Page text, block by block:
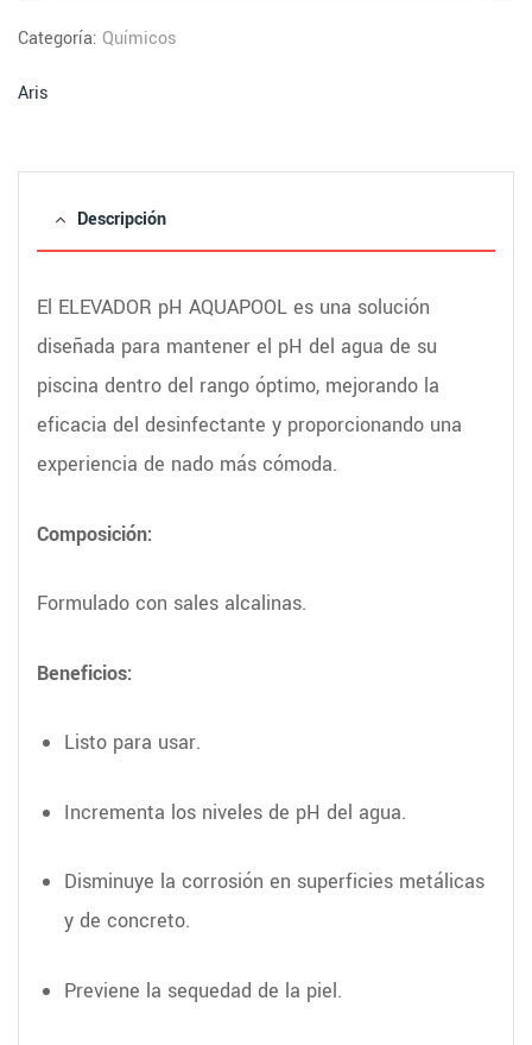
Categoría: Químicos
Aris
Descripción
El ELEVADOR pH AQUAPOOL es una solución
diseñada para mantener el pH del agua de su
piscina dentro del rango óptimo, mejorando la
eficacia del desinfectante y proporcionando una
experiencia de nado más cómoda.
Composición:
Formulado con sales alcalinas.
Beneficios:
Listo para usar.
Incrementa los niveles de pH del agua.
Disminuye la corrosión en superficies metálicas
y de concreto.
Previene la sequedad de la piel.